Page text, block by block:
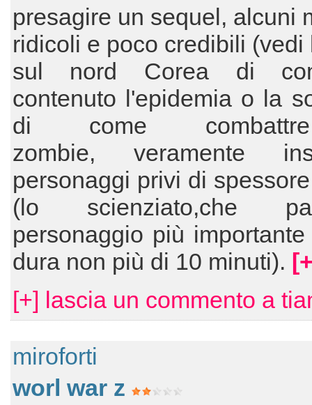
presagire un sequel, alcuni
ridicoli e poco credibili (vedi
sul nord Corea di
contenuto l'epidemia o la
di come
zombie, veramente
personaggi privi di
(lo scienziato,che
personaggio più
dura non più di 10 minuti).
[+] lascia un commento a
miroforti
worl war z